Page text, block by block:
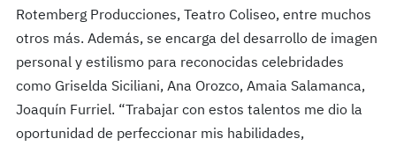
Rotemberg Producciones, Teatro Coliseo, entre muchos
otros más. Además, se encarga del desarrollo de imagen
personal y estilismo para reconocidas celebridades
como Griselda Siciliani, Ana Orozco, Amaia Salamanca,
Joaquín Furriel. “Trabajar con estos talentos me dio la
oportunidad de perfeccionar mis habilidades,